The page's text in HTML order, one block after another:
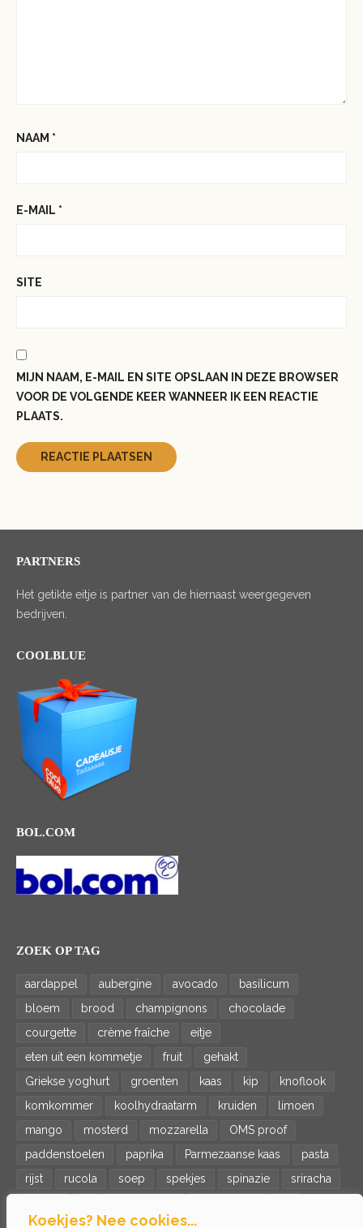
Koekjes? Nee cookies...
NAAM *
E-MAIL *
SITE
MIJN NAAM, E-MAIL EN SITE OPSLAAN IN DEZE BROWSER
VOOR DE VOLGENDE KEER WANNEER IK EEN REACTIE
PLAATS.
PARTNERS
Het getikte eitje is partner van de hiernaast weergegeven
bedrijven.
COOLBLUE
BOL.COM
ZOEK OP TAG
aardappel aubergine avocado
basilicum
bloem
brood champignons
chocolade
courgette
crème fraîche
eitje
eten uit een kommetje
fruit
gehakt
Griekse yoghurt
groenten kaas kip
knoflook
komkommer
koolhydraatarm kruiden
limoen
mango
mosterd mozzarella
OMS proof
paddenstoelen
paprika Parmezaanse kaas
pasta
rijst
rucola soep spekjes spinazie
sriracha